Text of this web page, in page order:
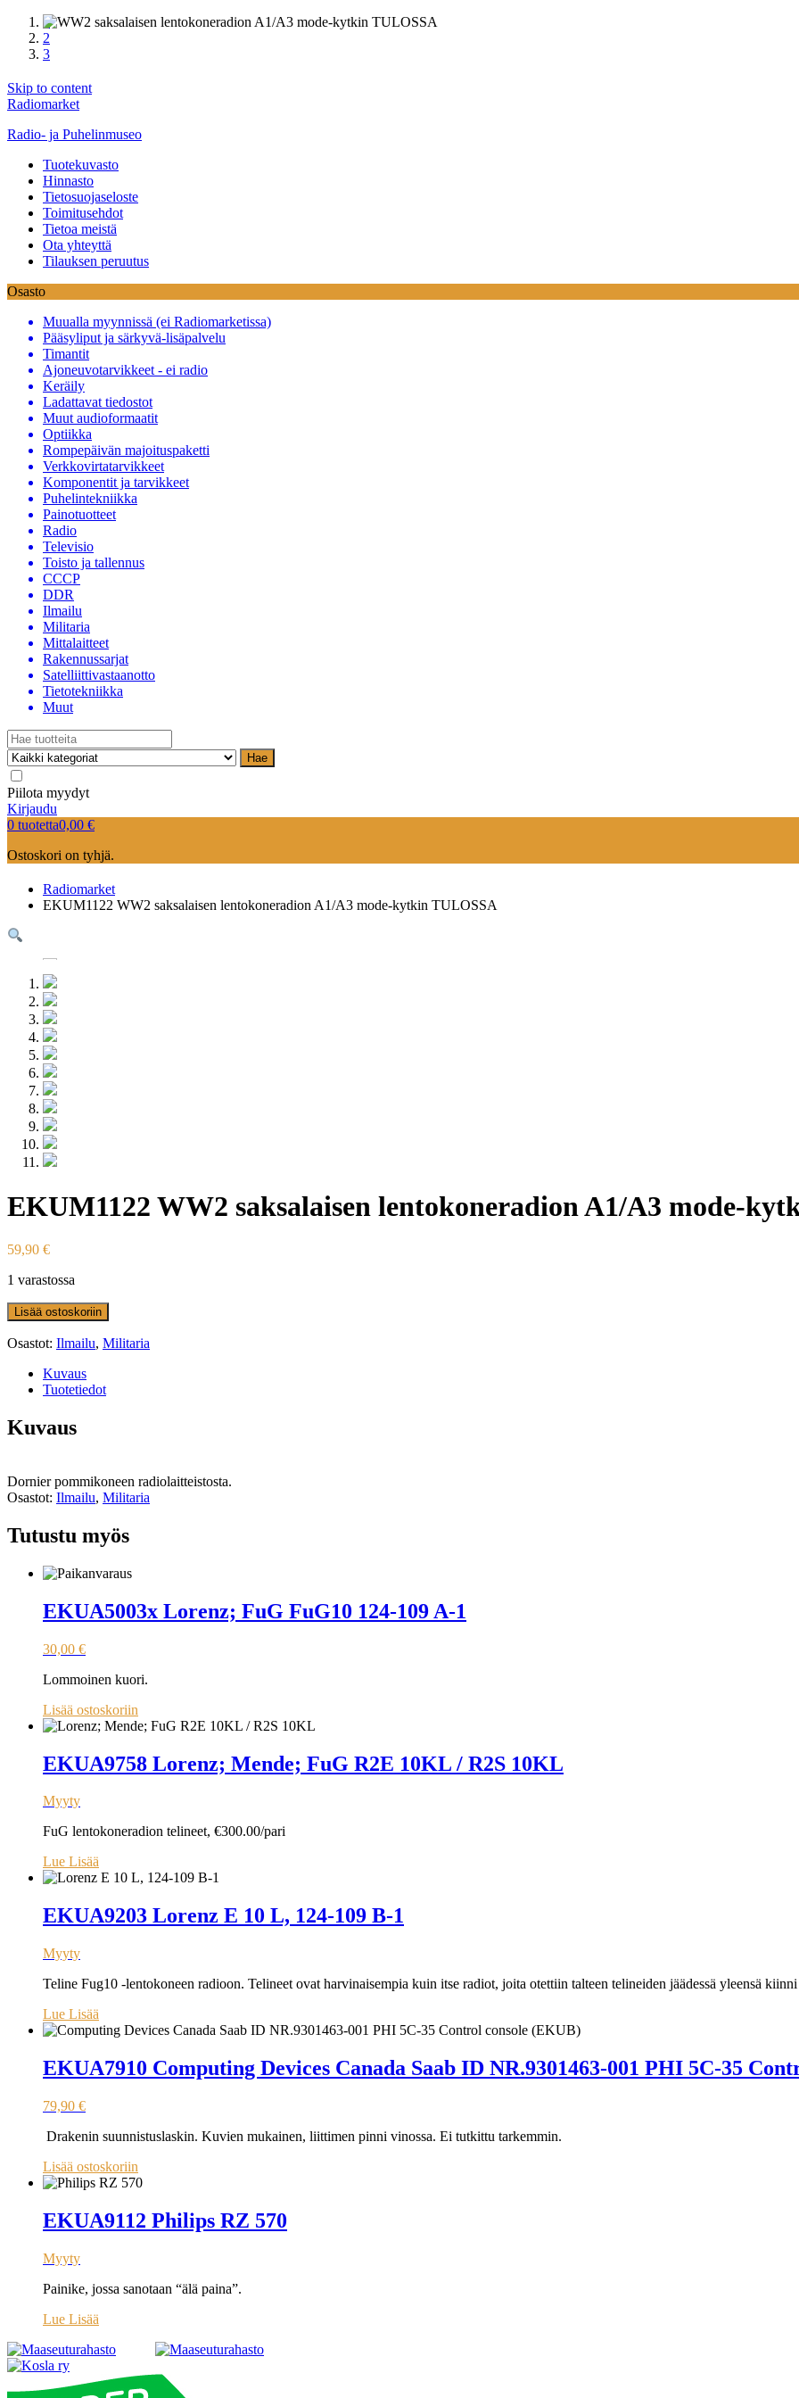
1
2
3
Skip to content
Radiomarket
Radio- ja Puhelinmuseo
Tuotekuvasto
Hinnasto
Tietosuojaseloste
Toimitusehdot
Tietoa meistä
Ota yhteyttä
Tilauksen peruutus
Osasto
Muualla myynnissä (ei Radiomarketissa)
Pääsyliput ja särkyvä-lisäpalvelu
Timantit
Ajoneuvotarvikkeet - ei radio
Keräily
Ladattavat tiedostot
Muut audioformaatit
Optiikka
Rompepäivän majoituspaketti
Verkkovirtatarvikkeet
Komponentit ja tarvikkeet
Puhelintekniikka
Painotuotteet
Radio
Televisio
Toisto ja tallennus
CCCP
DDR
Ilmailu
Militaria
Mittalaitteet
Rakennussarjat
Satelliittivastaanotto
Tietotekniikka
Muut
Hae
Piilota myydyt
Kirjaudu
0 tuotetta0,00 €
Ostoskori on tyhjä.
Radiomarket
EKUM1122 WW2 saksalaisen lentokoneradion A1/A3 mode-kytkin TULOSSA
EKUM1122 WW2 saksalaisen lentokoneradion A1/A3 mode-
59,90 €
1 varastossa
Lisää ostoskoriin
Osastot: Ilmailu, Militaria
Kuvaus
Tuotetiedot
Kuvaus
Dornier pommikoneen radiolaitteistosta.
Osastot: Ilmailu, Militaria
Tutustu myös
EKUA5003x Lorenz; FuG FuG10 124-109 A-1
30,00 €
Lommoinen kuori.
Lisää ostoskoriin
EKUA9758 Lorenz; Mende; FuG R2E 10KL / R2S 10KL
Myyty
FuG lentokoneradion telineet, €300.00/pari
Lue Lisää
EKUA9203 Lorenz E 10 L, 124-109 B-1
Myyty
Teline Fug10 -lentokoneen radioon. Telineet ovat harvinaisempia kuin itse radiot, joita otettiin talteen telineiden jäädessä yleensä
Lue Lisää
EKUA7910 Computing Devices Canada Saab ID NR.9301463-001 PHI 5C-35
79,90 €
Drakenin suunnistuslaskin. Kuvien mukainen, liittimen pinni vinossa. Ei tutkittu tarkemmin.
Lisää ostoskoriin
EKUA9112 Philips RZ 570
Myyty
Painike, jossa sanotaan “älä paina”.
Lue Lisää